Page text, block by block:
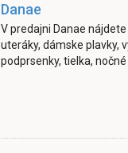
Danae
V predajni Danae
uteráky, dámske plavky,
podprsenky, tielka, nočné